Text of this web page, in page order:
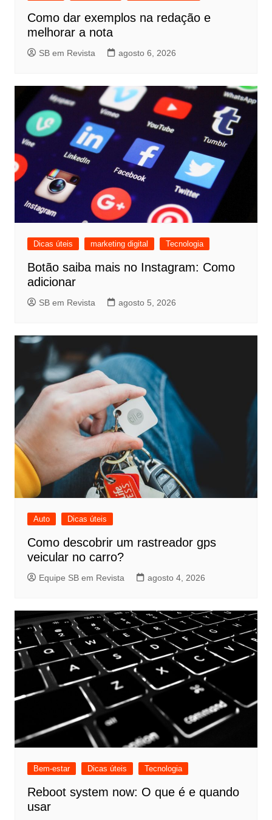
Como dar exemplos na redação e
melhorar a nota
SB em Revista agosto 6, 2026
Dicas úteis marketing digital Tecnologia
Botão saiba mais no Instagram: Como
adicionar
SB em Revista agosto 5, 2026
Auto Dicas úteis
Como descobrir um rastreador gps
veicular no carro?
Equipe SB em Revista agosto 4, 2026
Bem-estar Dicas úteis Tecnologia
Reboot system now: O que é e quando
usar